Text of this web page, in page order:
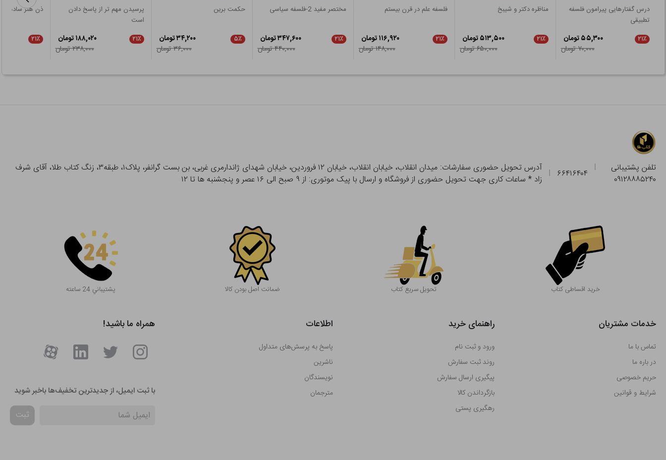
درس گفتارهایی پیرامون فلسفه
تطبیقی
۲۱٪
۵۵,۳۰۰ تومان
۷۰,۰۰۰ تومان
مناظره دکتر و شیبخ
۲۱٪
۵۱۳,۵۰۰ تومان
۶۵۰,۰۰۰ تومان
فلسفه علم در قرن بیستم
۲۱٪
۱۱۶,۹۲۰ تومان
۱۴۸,۰۰۰ تومان
مختصر مفید 2-فلسفه سیاسی
۲۱٪
۳۴۷,۶۰۰ تومان
۴۴۰,۰۰۰ تومان
حکمت برین
۵٪
۳۴,۲۰۰ تومان
۳۶,۰۰۰ تومان
پرسیدن مهم تر از پاسخ دادن
است
۲۱٪
۱۸۸,۰۲۰ تومان
۲۳۸,۰۰۰ تومان
ذن هنر ساده
۲۱٪
تلفن پشتیبانی
۰۹۱۲۸۸۸۵۲۴۰
۶۶۴۱۶۴۰۴
آدرس تحویل حضوری سفارشات: میدان انقلاب، خیابان انقلاب، خیابان ۱۲ فروردین، خیابان شهدای ژاندارمری غربی، بن بست گرانفر، پلاک۱، طبقه۳، زنگ کتاب طلا، آقای شرف
زاد * ساعات کاری جهت تحویل حضوری از فروشگاه و ارسال با پیک موتوری: از ۹ صبح الی ۱۶ عصر و پنجشنبه ها تا ۱۲
خرید اقساطی کتاب تحویل سریع کتاب
بصورت حضوری از آدرس تحویل حضوری سفارش خود را بدون هیچ هزینه ای تحویل بگیرید.
ضمانت اصل بودن کالا پشتيباني 24 ساعته
خدمات مشتریان
تماس با ما
در باره ما
حریم خصوصی
شرایط و قوانین
راهنمای خرید
ورود و ثبت نام
روند ثبت سفارش
پیگیری ارسال سفارش
بازگرداندن کالا
رهگیری پستی
اطلاعات
پاسخ به پرسش‌های متداول
ناشرین
نویسندگان
مترجمان
همراه ما باشید!
با ثبت ایمیل، از جدید‌ترین تخفیف‌ها با‌خبر شوید
ثبت